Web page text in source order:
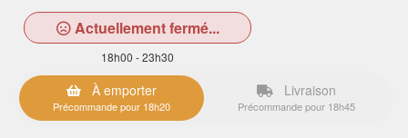
Actuellement fermé...
18h00 - 23h30
À emporter
Précommande pour 18h20
Livraison
Précommande pour 18h45